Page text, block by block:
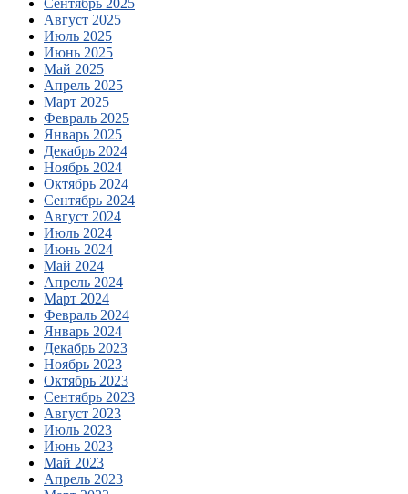
Сентябрь 2025
Август 2025
Июль 2025
Июнь 2025
Май 2025
Апрель 2025
Март 2025
Февраль 2025
Январь 2025
Декабрь 2024
Ноябрь 2024
Октябрь 2024
Сентябрь 2024
Август 2024
Июль 2024
Июнь 2024
Май 2024
Апрель 2024
Март 2024
Февраль 2024
Январь 2024
Декабрь 2023
Ноябрь 2023
Октябрь 2023
Сентябрь 2023
Август 2023
Июль 2023
Июнь 2023
Май 2023
Апрель 2023